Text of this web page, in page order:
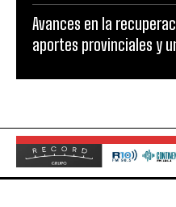
Avances en la
aportes provinciales y